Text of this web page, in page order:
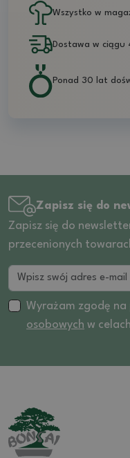
Wszystko w
Dostawa w ciągu
Ponad 30 lat
Zapisz się do
Zapisz się do
przecenionych
Wyrażam zgodę
osobowych w